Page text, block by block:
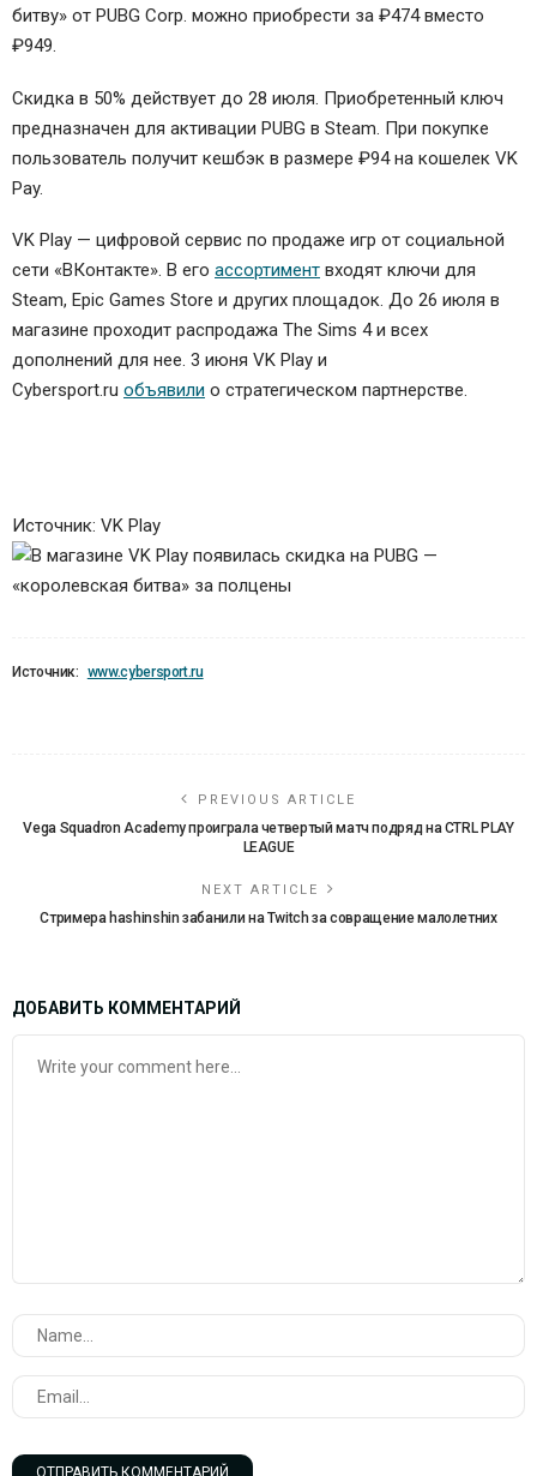
битву» от PUBG Corp. можно приобрести за ₽474 вместо
₽949.
Скидка в 50% действует до 28 июля. Приобретенный ключ
предназначен для активации PUBG в Steam. При покупке
пользователь получит кешбэк в размере ₽94 на кошелек VK
Pay.
VK Play — цифровой сервис по продаже игр от социальной
сети «ВКонтакте». В его ассортимент входят ключи для
Steam, Epic Games Store и других площадок. До 26 июля в
магазине проходит распродажа The Sims 4 и всех
дополнений для нее. 3 июня VK Play и
Cybersport.ru объявили о стратегическом партнерстве.
Источник: VK Play
Источник: www.cybersport.ru
PREVIOUS ARTICLE
Vega Squadron Academy проиграла четвертый матч подряд на CTRL PLAY
LEAGUE
NEXT ARTICLE
Стримера hashinshin забанили на Twitch за совращение малолетних
ДОБАВИТЬ КОММЕНТАРИЙ